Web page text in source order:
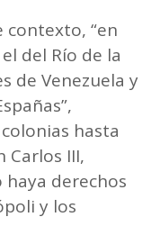
contexto, “en
del Río de la
de Venezuela y
hasta
Carlos III,
derechos
y los